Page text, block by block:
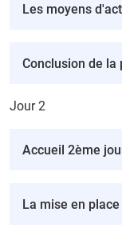
Les moyens
Conclusion de
Jour 2
Accueil 2ème
La mise en